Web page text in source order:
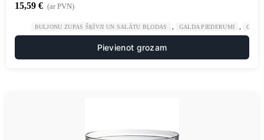
15,59 € (ar PVN)
BULJONU ZUPAS ŠĶĪVJI UN SALĀTU BĻODAS GALDA PIEDERUMI
Pievienot grozam